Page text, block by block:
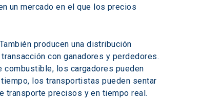
un mercado en el que los precios
producen una distribución
con ganadores y perdedores.
los cargadores pueden
los transportistas pueden sentar
transporte precisos y en tiempo real.